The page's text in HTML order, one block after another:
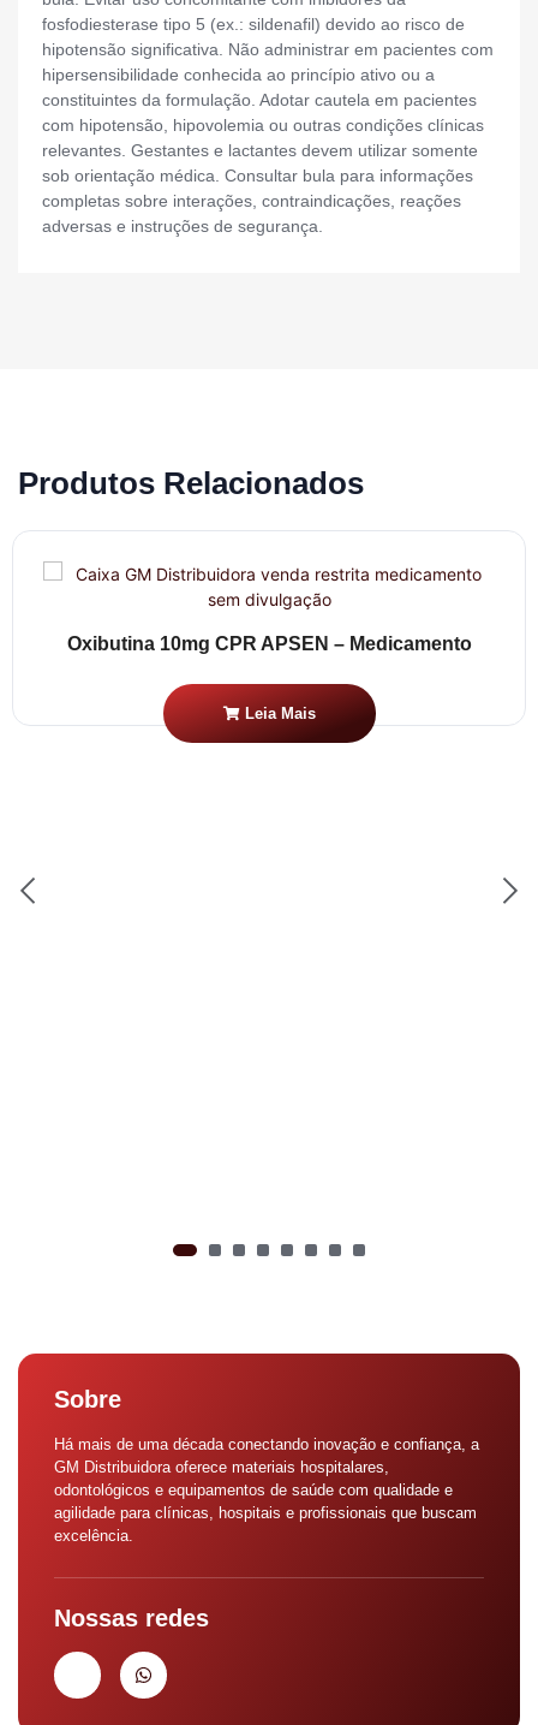
fosfodiesterase tipo 5 (ex.: sildenafil) devido ao risco de
hipotensão significativa. Não administrar em pacientes com
hipersensibilidade conhecida ao princípio ativo ou a
constituintes da formulação. Adotar cautela em pacientes
com hipotensão, hipovolemia ou outras condições clínicas
relevantes. Gestantes e lactantes devem utilizar somente
sob orientação médica. Consultar bula para informações
completas sobre interações, contraindicações, reações
adversas e instruções de segurança.
Produtos Relacionados
Oxibutina 10mg CPR APSEN – Medicamento
Leia Mais
Sobre
Há mais de uma década conectando inovação e confiança, a
GM Distribuidora oferece materiais hospitalares,
odontológicos e equipamentos de saúde com qualidade e
agilidade para clínicas, hospitais e profissionais que buscam
excelência.
Nossas redes